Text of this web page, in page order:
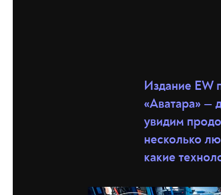
Издание EW
«Аватара» —
увидим
несколько
какие